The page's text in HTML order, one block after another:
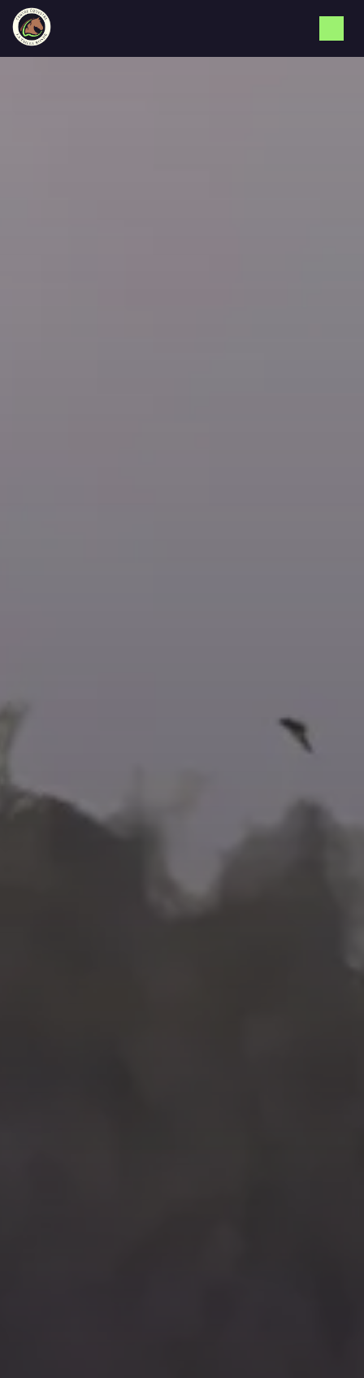
Panneau de gestion des cookies